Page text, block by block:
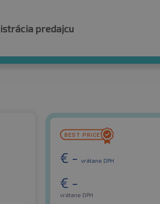
predajcu
€ - vrátane DPH
€ -
vrátane DPH